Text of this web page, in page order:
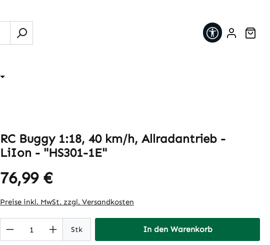
RC Buggy 1:18, 40 km/h, Allradantrieb -
LiIon - "HS301-1E"
Regulärer Preis:
76,99 €
Preise inkl. MwSt. zzgl. Versandkosten
Produkt Anzahl: Gib den gewünschten Wert
Stk In den Warenkorb